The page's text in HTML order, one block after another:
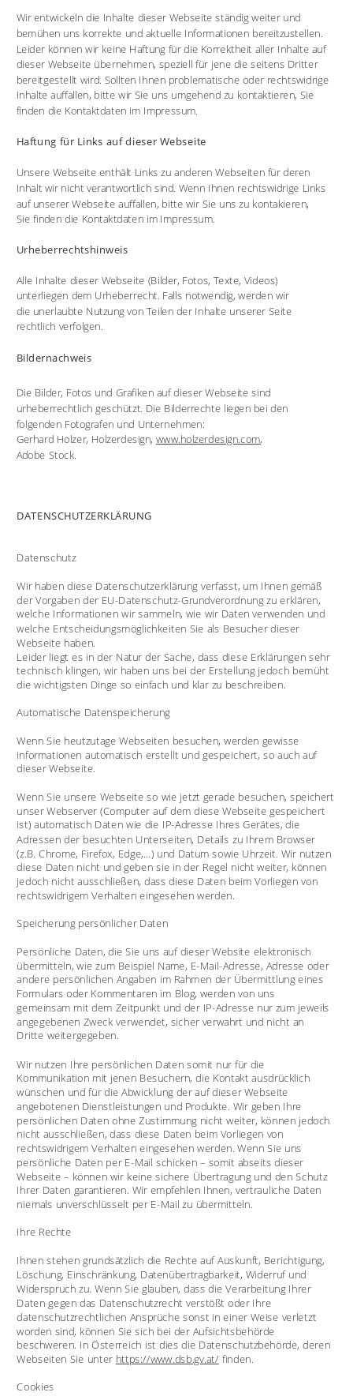
Wir entwickeln die Inhalte dieser Webseite ständig weiter und
bemühen uns korrekte und aktuelle Informationen bereitzustellen.
Leider können wir keine Haftung für die Korrektheit aller Inhalte auf
dieser Webseite übernehmen, speziell für jene die seitens Dritter
bereitgestellt wird. Sollten Ihnen problematische oder rechtswidrige
Inhalte auffallen, bitte wir Sie uns umgehend zu kontaktieren, Sie
finden die Kontaktdaten im Impressum.
Haftung für Links auf dieser Webseite
Unsere Webseite enthält Links zu anderen Webseiten für deren
Inhalt wir nicht verantwortlich sind. Wenn Ihnen rechtswidrige Links
auf unserer Webseite auffallen, bitte wir Sie uns zu kontakieren,
Sie finden die Kontaktdaten im Impressum.
Urheberrechtshinweis
Alle Inhalte dieser Webseite (Bilder, Fotos, Texte, Videos)
unterliegen dem Urheberrecht. Falls notwendig, werden wir
die unerlaubte Nutzung von Teilen der Inhalte unserer Seite
rechtlich verfolgen.
Bildernachweis
Die Bilder, Fotos und Grafiken auf dieser Webseite sind
urheberrechtlich geschützt. Die Bilderrechte liegen bei den
folgenden Fotografen und Unternehmen:
Gerhard Holzer, Holzerdesign, www.holzerdesign.com,
Adobe Stock.
DATENSCHUTZERKLÄRUNG
Datenschutz
Wir haben diese Datenschutzerklärung verfasst, um Ihnen gemäß
der Vorgaben der EU-Datenschutz-Grundverordnung zu erklären,
welche Informationen wir sammeln, wie wir Daten verwenden und
welche Entscheidungsmöglichkeiten Sie als Besucher dieser
Webseite haben.
Leider liegt es in der Natur der Sache, dass diese Erklärungen sehr
technisch klingen, wir haben uns bei der Erstellung jedoch bemüht
die wichtigsten Dinge so einfach und klar zu beschreiben.
Automatische Datenspeicherung
Wenn Sie heutzutage Webseiten besuchen, werden gewisse
informationen automatisch erstellt und gespeichert, so auch auf
dieser Webseite.
Wenn Sie unsere Webseite so wie jetzt gerade besuchen, speichert
unser Webserver (Computer auf dem diese Webseite gespeichert
ist) automatisch Daten wie die IP-Adresse Ihres Gerätes, die
Adressen der besuchten Unterseiten, Details zu Ihrem Browser
(z.B. Chrome, Firefox, Edge,…) und Datum sowie Uhrzeit. Wir nutzen
diese Daten nicht und geben sie in der Regel nicht weiter, können
jedoch nicht ausschließen, dass diese Daten beim Vorliegen von
rechtswidrigem Verhalten eingesehen werden.
Speicherung persönlicher Daten
Persönliche Daten, die Sie uns auf dieser Website elektronisch
übermitteln, wie zum Beispiel Name, E-Mail-Adresse, Adresse oder
andere persönlichen Angaben im Rahmen der Übermittlung eines
Formulars oder Kommentaren im Blog, werden von uns
gemeinsam mit dem Zeitpunkt und der IP-Adresse nur zum jeweils
angegebenen Zweck verwendet, sicher verwahrt und nicht an
Dritte weitergegeben.
Wir nutzen Ihre persönlichen Daten somit nur für die
Kommunikation mit jenen Besuchern, die Kontakt ausdrücklich
wünschen und für die Abwicklung der auf dieser Webseite
angebotenen Dienstleistungen und Produkte. Wir geben Ihre
persönlichen Daten ohne Zustimmung nicht weiter, können jedoch
nicht ausschließen, dass diese Daten beim Vorliegen von
rechtswidrigem Verhalten eingesehen werden. Wenn Sie uns
persönliche Daten per E-Mail schicken – somit abseits dieser
Webseite – können wir keine sichere Übertragung und den Schutz
Ihrer Daten garantieren. Wir empfehlen Ihnen, vertrauliche Daten
niemals unverschlüsselt per E-Mail zu übermitteln.
Ihre Rechte
Ihnen stehen grundsätzlich die Rechte auf Auskunft, Berichtigung,
Löschung, Einschränkung, Datenübertragbarkeit, Widerruf und
Widerspruch zu. Wenn Sie glauben, dass die Verarbeitung Ihrer
Daten gegen das Datenschutzrecht verstößt oder Ihre
datenschutzrechtlichen Ansprüche sonst in einer Weise verletzt
worden sind, können Sie sich bei der Aufsichtsbehörde
beschweren. In Österreich ist dies die Datenschutzbehörde, deren
Webseiten Sie unter https://www.dsb.gv.at/ finden.
Cookies